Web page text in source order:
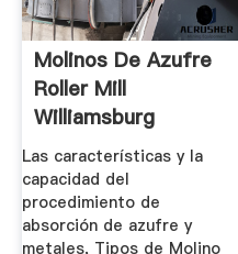
Molinos De Azufre
Roller Mill
Williamsburg
Las características y la
capacidad del
procedimiento de
absorción de azufre y
metales, Tipos de Molino